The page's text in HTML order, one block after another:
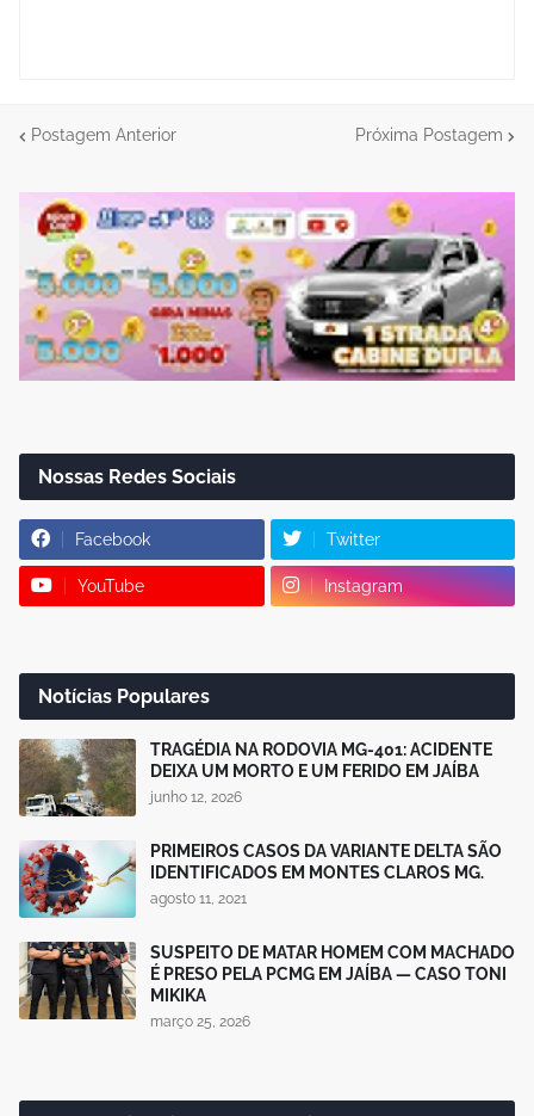
Postagem Anterior Próxima Postagem
Nossas Redes Sociais
Facebook Twitter
YouTube Instagram
Notícias Populares
TRAGÉDIA NA RODOVIA MG-401: ACIDENTE
DEIXA UM MORTO E UM FERIDO EM JAÍBA
junho 12, 2026
PRIMEIROS CASOS DA VARIANTE DELTA SÃO
IDENTIFICADOS EM MONTES CLAROS MG.
agosto 11, 2021
SUSPEITO DE MATAR HOMEM COM MACHADO
É PRESO PELA PCMG EM JAÍBA — CASO TONI
MIKIKA
março 25, 2026